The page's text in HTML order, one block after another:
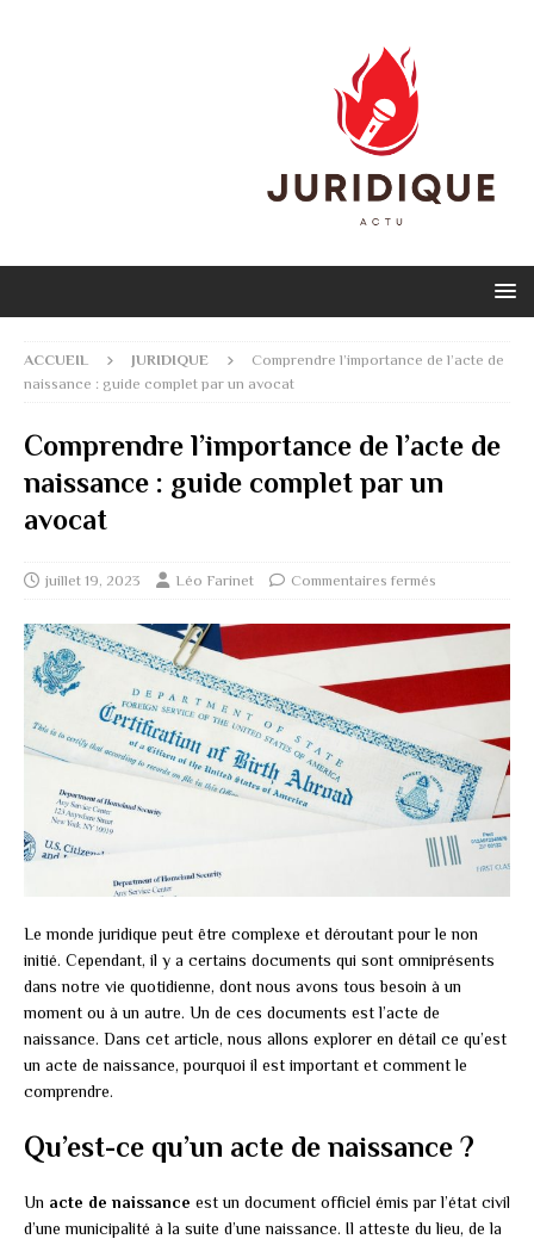
ACCUEIL JURIDIQUE
Comprendre l’importance de l’acte de
naissance : guide complet par un avocat
Comprendre l’importance de l’acte de
naissance : guide complet par un
avocat
juillet 19, 2023 Léo Farinet Commentaires fermés
Le monde juridique peut être complexe et déroutant pour le non
initié. Cependant, il y a certains documents qui sont omniprésents
dans notre vie quotidienne, dont nous avons tous besoin à un
moment ou à un autre. Un de ces documents est l’acte de
naissance. Dans cet article, nous allons explorer en détail ce qu’est
un acte de naissance, pourquoi il est important et comment le
comprendre.
Qu’est-ce qu’un acte de naissance ?
Un acte de naissance est un document officiel émis par l’état civil
d’une municipalité à la suite d’une naissance. Il atteste du lieu, de la